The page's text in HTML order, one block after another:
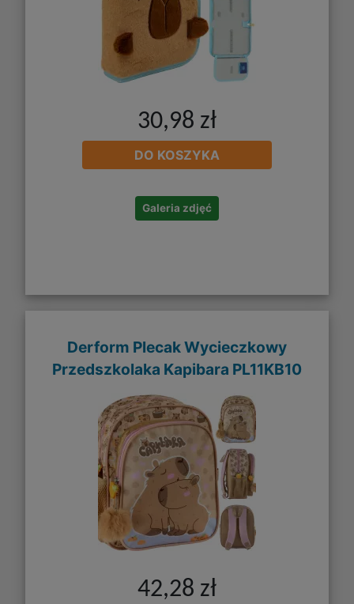
30,98 zł
DO KOSZYKA
Galeria zdjęć
Derform Plecak Wycieczkowy
Przedszkolaka Kapibara PL11KB10
42,28 zł